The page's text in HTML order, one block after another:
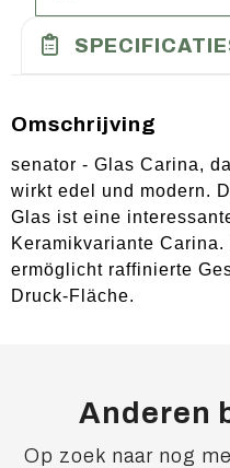
Omschrijving
senator - Glas Carina,
wirkt edel und modern.
Glas ist eine
Keramikvariante
ermöglicht raffinierte
Druck-Fläche.
Anderen
Op zoek naar nog